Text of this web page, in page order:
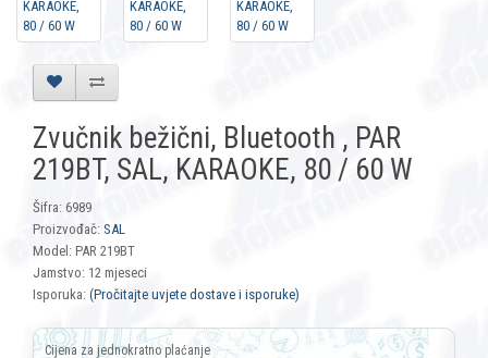
Zvučnik bežični, Bluetooth , PAR
219BT, SAL, KARAOKE, 80 / 60 W
Šifra: 6989
Proizvođač: SAL
Model: PAR 219BT
Jamstvo: 12 mjeseci
Isporuka: (Pročitajte uvjete dostave i isporuke)